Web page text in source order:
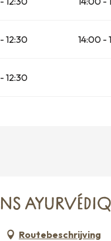
12:30 14:00 -
12:30
Routebeschrijving